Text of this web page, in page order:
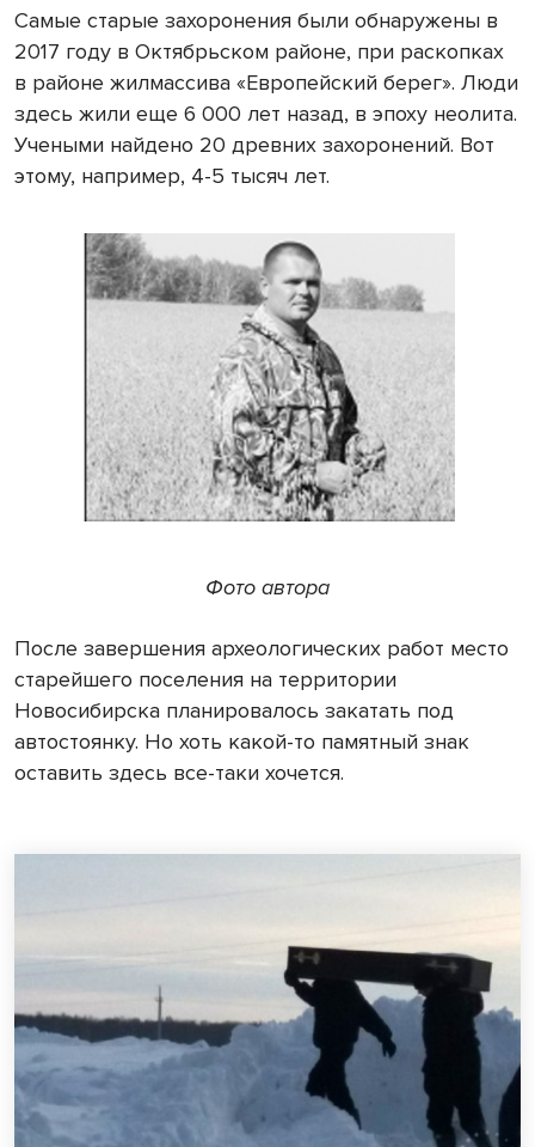
Самые старые захоронения были обнаружены в
2017 году в Октябрьском районе, при раскопках
в районе жилмассива «Европейский берег». Люди
здесь жили еще 6 000 лет назад, в эпоху неолита.
Учеными найдено 20 древних захоронений. Вот
этому, например, 4-5 тысяч лет.
Фото автора
После завершения археологических работ место
старейшего поселения на территории
Новосибирска планировалось закатать под
автостоянку. Но хоть какой-то памятный знак
оставить здесь все-таки хочется.